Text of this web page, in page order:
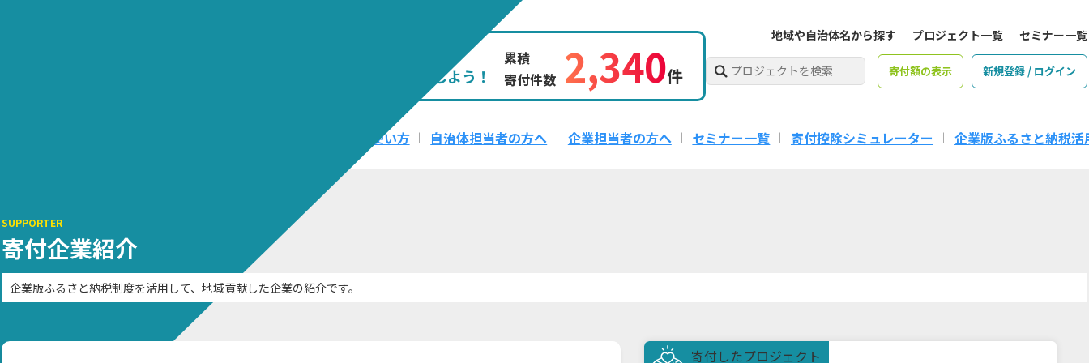
解決するプロジェクトを応援しよう！
累積
寄付件数 2,340件
地域や自治体名から探す プロジェクト一覧 セミナー一覧
寄付額の表示 新規登録 / ログイン
企ふるオンラインの使い方 自治体担当者の方へ 企業担当者の方へ セミナー一覧 寄付控除シミュレーター 企業版ふるさと納税活
SUPPORTER
寄付企業紹介
企業版ふるさと納税制度を活用して、地域貢献した企業の紹介です。
寄付したプロジェクト